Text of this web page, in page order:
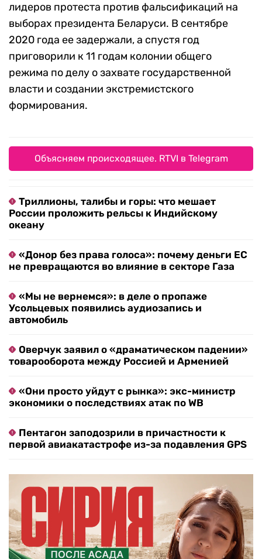
лидеров протеста против фальсификаций на
выборах президента Беларуси. В сентябре
2020 года ее задержали, а спустя год
приговорили к 11 годам колонии общего
режима по делу о захвате государственной
власти и создании экстремистского
формирования.
Объясняем происходящее. RTVI в Telegram
Триллионы, талибы и горы: что мешает
России проложить рельсы к Индийскому
океану
«Донор без права голоса»: почему деньги ЕС
не превращаются во влияние в секторе Газа
«Мы не вернемся»: в деле о пропаже
Усольцевых появились аудиозапись и
автомобиль
Оверчук заявил о «драматическом падении»
товарооборота между Россией и Арменией
«Они просто уйдут с рынка»: экс-министр
экономики о последствиях атак по WB
Пентагон заподозрили в причастности к
первой авиакатастрофе из-за подавления GPS